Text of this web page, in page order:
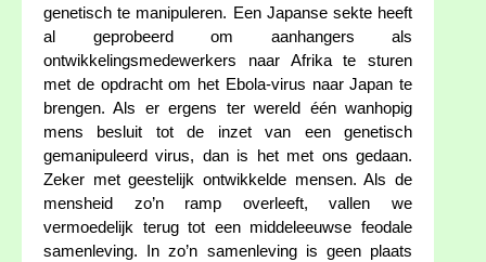
genetisch te manipuleren. Een Japanse sekte heeft
al geprobeerd om aanhangers als
ontwikkelingsmedewerkers naar Afrika te sturen
met de opdracht om het Ebola-virus naar Japan te
brengen. Als er ergens ter wereld één wanhopig
mens besluit tot de inzet van een genetisch
gemanipuleerd virus, dan is het met ons gedaan.
Zeker met geestelijk ontwikkelde mensen. Als de
mensheid zo’n ramp overleeft, vallen we
vermoedelijk terug tot een middeleeuwse feodale
samenleving. In zo’n samenleving is geen plaats